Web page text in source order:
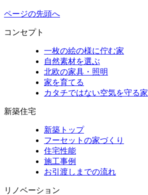
ページの先頭へ
コンセプト
一枚の絵の様に佇む家
自然素材を選ぶ
北欧の家具・照明
家を育てる
カタチではない空気を守る家
新築住宅
新築トップ
フーセットの家づくり
住宅性能
施工事例
お引渡しまでの流れ
リノベーション